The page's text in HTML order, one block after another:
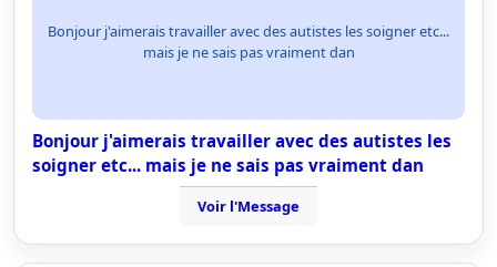
Bonjour j'aimerais travailler avec des autistes les soigner etc...
mais je ne sais pas vraiment dan
Bonjour j'aimerais travailler avec des autistes les
soigner etc... mais je ne sais pas vraiment dan
Voir l'Message